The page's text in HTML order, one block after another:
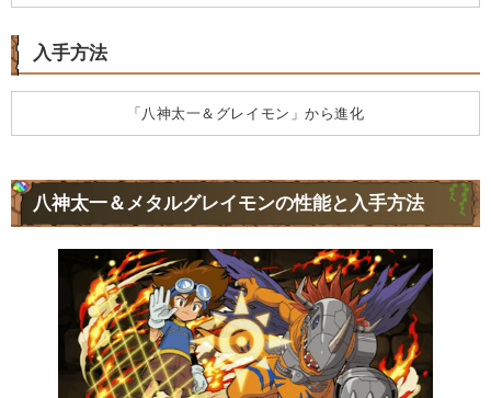
入手方法
「八神太一＆グレイモン」から進化
八神太一＆メタルグレイモンの性能と入手方法